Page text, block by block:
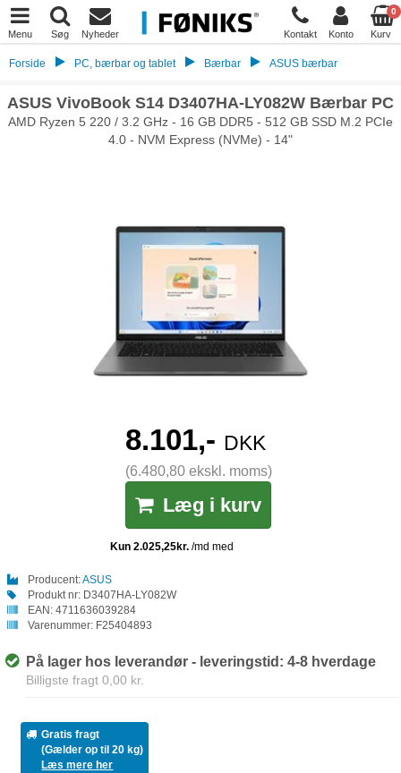
Menu Søg Nyheder Kontakt Konto
0
Kurv
Forside PC, bærbar og tablet Bærbar ASUS bærbar
ASUS VivoBook S14 D3407HA-LY082W Bærbar PC
AMD Ryzen 5 220 / 3.2 GHz - 16 GB DDR5 - 512 GB SSD M.2 PCIe
4.0 - NVM Express (NVMe) - 14"
8.101,- DKK
(6.480,80 ekskl. moms)
Læg i kurv
Producent:ASUS
Produkt nr: D3407HA-LY082W
EAN: 4711636039284
Varenummer: F25404893
På lager hos leverandør - leveringstid: 4-8 hverdage
Billigste fragt 0,00 kr.
Gratis fragt
(Gælder op til 20 kg)
Læs mere her